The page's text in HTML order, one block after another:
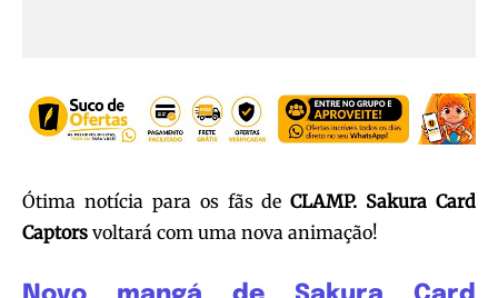
Ótima notícia para os fãs deCLAMP. Sakura Card
Captors voltará com uma nova animação!